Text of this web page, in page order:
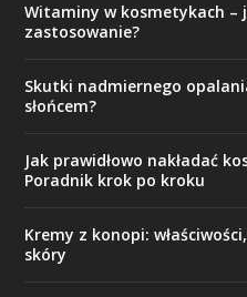
Witaminy w kosmetykach –
zastosowanie?
Skutki nadmiernego
słońcem?
Jak prawidłowo nakładać
Poradnik krok po kroku
Kremy z konopi:
skóry